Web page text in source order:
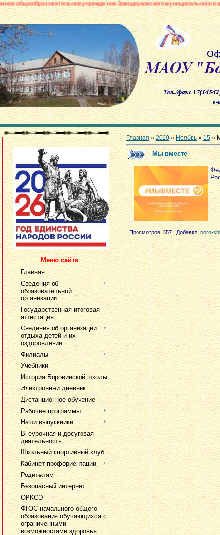
учреждение Заводоуковского муниципального округа
Меню сайта
Главная
Сведения об
образовательной
организации
Государственная итоговая
аттестация
Сведения об организации
отдыха детей и их
оздоровлении
Филиалы
Учебники
История Боровинской школы
Электронный дневник
Дистанционное обучение
Рабочие программы
Наши выпускники
Внеурочная и досуговая
деятельность
Школьный спортивный клуб
Кабинет профориентации
Родителям
Безопасный интернет
ОРКСЭ
ФГОС начального общего
образования обучающихся с
ограниченными
возможностями здоровья
Главная »2020 » Ноябрь » 15 »
Мы вместе
Просмотров: 557 | Добавил: boro-